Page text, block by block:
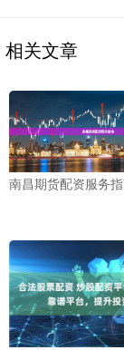
相关文章
南昌期货配资服务